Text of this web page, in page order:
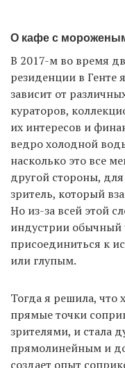
О кафе с
В 2017-м во время
резиденции в Генте
зависит от
кураторов,
их интересов и
ведро холодной
насколько это все
другой стороны,
зритель, который
Но из-за всей этой
индустрии обычный
присоединиться к
или глупым.
Тогда я решила, что
прямые точки
зрителями, и стала
прямолинейным и
создает опыт